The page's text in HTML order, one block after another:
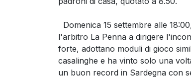
Domenica 15 settembre alle
l'arbitro La Penna a dirigere
forte, adottano moduli di gioco
casalinghe e ha vinto solo una
un buon record in Sardegna con